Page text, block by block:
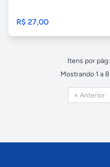
R$ 27,00
Itens por pág:
Mostrando 1 a8
« Anterior